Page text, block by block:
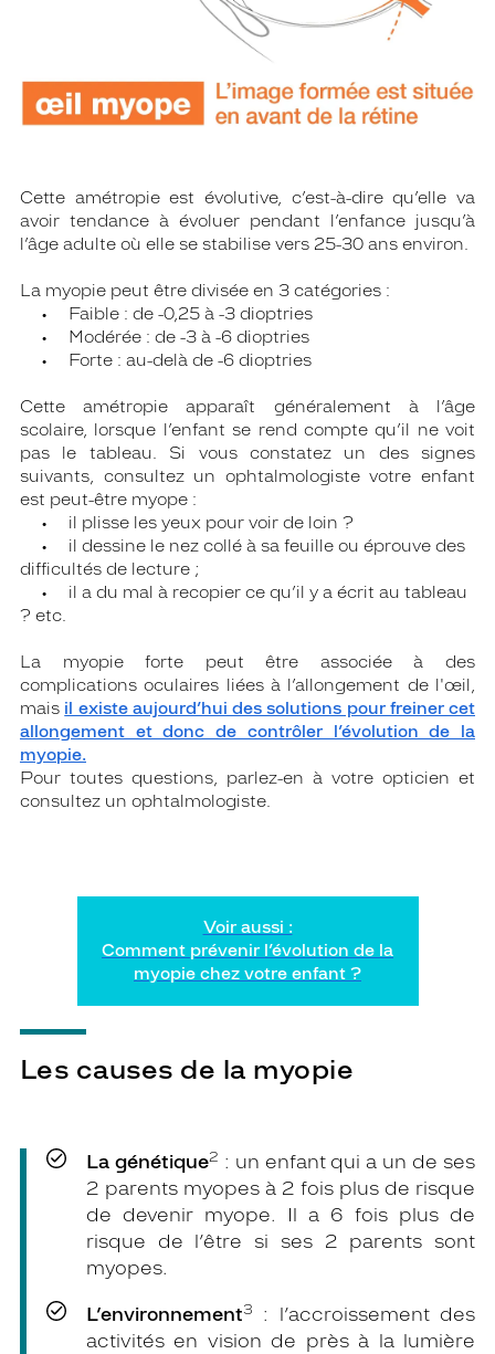
Cette amétropie est évolutive, c’est-à-dire qu’elle va
avoir tendance à évoluer pendant l’enfance jusqu’à
l’âge adulte où elle se stabilise vers 25-30 ans environ.
La myopie peut être divisée en 3 catégories :
• Faible : de -0,25 à -3 dioptries
• Modérée : de -3 à -6 dioptries
• Forte : au-delà de -6 dioptries
Cette amétropie apparaît généralement à l’âge
scolaire, lorsque l’enfant se rend compte qu’il ne voit
pas le tableau. Si vous constatez un des signes
suivants, consultez un ophtalmologiste votre enfant
est peut-être myope :
• il plisse les yeux pour voir de loin ?
• il dessine le nez collé à sa feuille ou éprouve des
difficultés de lecture ;
• il a du mal à recopier ce qu’il y a écrit au tableau
? etc.
La myopie forte peut être associée à des
complications oculaires liées à l’allongement de l'œil,
mais il existe aujourd’hui des solutions pour freiner cet
allongement et donc de contrôler l’évolution de la
myopie.
Pour toutes questions, parlez-en à votre opticien et
consultez un ophtalmologiste.
Voir aussi :
Comment prévenir l’évolution de la
myopie chez votre enfant ?
Les causes de la myopie
La génétique2 : un enfant qui a un de ses
2 parents myopes à 2 fois plus de risque
de devenir myope. Il a 6 fois plus de
risque de l’être si ses 2 parents sont
myopes.
L’environnement3
: l’accroissement des
activités en vision de près à la lumière